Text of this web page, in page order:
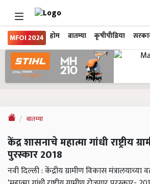
MFOI 2024 होम बातम्या कृषीपीडिया
बातम्या
केंद्र शासनाचे महात्मा गांधी राष्ट्रीय
पुरस्कार 2018
नवी दिल्ली : केंद्रीय ग्रामीण विकास मंत्रालयाच्या